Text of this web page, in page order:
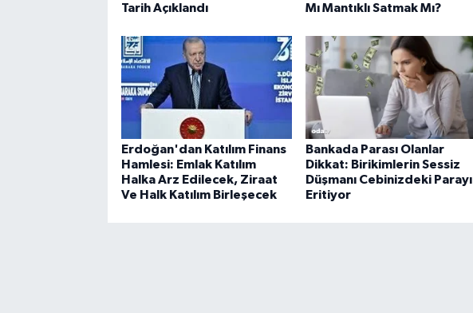
Tarih Açıklandı
Mı Mantıklı Satmak Mı?
Erdoğan'dan Katılım Finans
Hamlesi: Emlak Katılım
Halka Arz Edilecek, Ziraat
Ve Halk Katılım Birleşecek
Bankada Parası Olanlar
Dikkat: Birikimlerin Sessiz
Düşmanı Cebinizdeki Parayı
Eritiyor